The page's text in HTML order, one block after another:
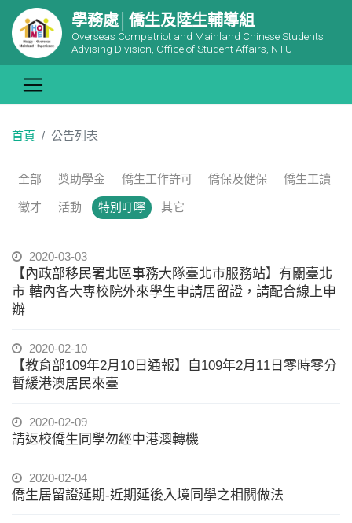
學務處│僑生及陸生輔導組
Overseas Compatriot and Mainland Chinese Students
Advising Division, Office of Student Affairs, NTU
首頁 公告列表
全部 獎助學金 僑生工作許可 僑保及健保 僑生工讀
徵才 活動 特別叮嚀 其它
2020-03-03
【內政部移民署北區事務大隊臺北市服務站】有關臺北
市 轄內各大專校院外來學生申請居留證，請配合線上申
辦
2020-02-10
【教育部109年2月10日通報】自109年2月11日零時零分
暫緩港澳居民來臺
2020-02-09
請返校僑生同學勿經中港澳轉機
2020-02-04
僑生居留證延期-近期延後入境同學之相關做法